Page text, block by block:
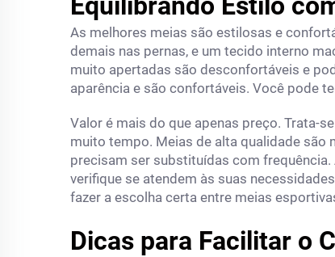
As melhores meias são estilosas e
demais nas pernas, e um tecido interno
muito apertadas são desconfortáveis e
aparência e são confortáveis. Você pode
Valor é mais do que apenas preço. Trata-
muito tempo. Meias de alta qualidade são
precisam ser substituídas com
verifique se atendem às suas
fazer a escolha certa entre meias
Dicas para Facilitar o